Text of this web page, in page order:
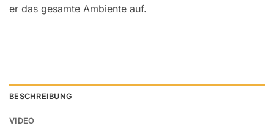
er das gesamte Ambiente auf.
BESCHREIBUNG
VIDEO